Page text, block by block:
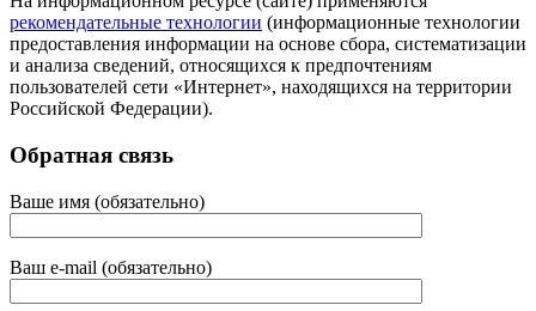
рекомендательные технологии (информационные технологии
предоставления информации на основе сбора, систематизации
и анализа сведений, относящихся к предпочтениям
пользователей сети «Интернет», находящихся на территории
Российской Федерации).
Обратная связь
Ваше имя (обязательно)
Ваш e-mail (обязательно)